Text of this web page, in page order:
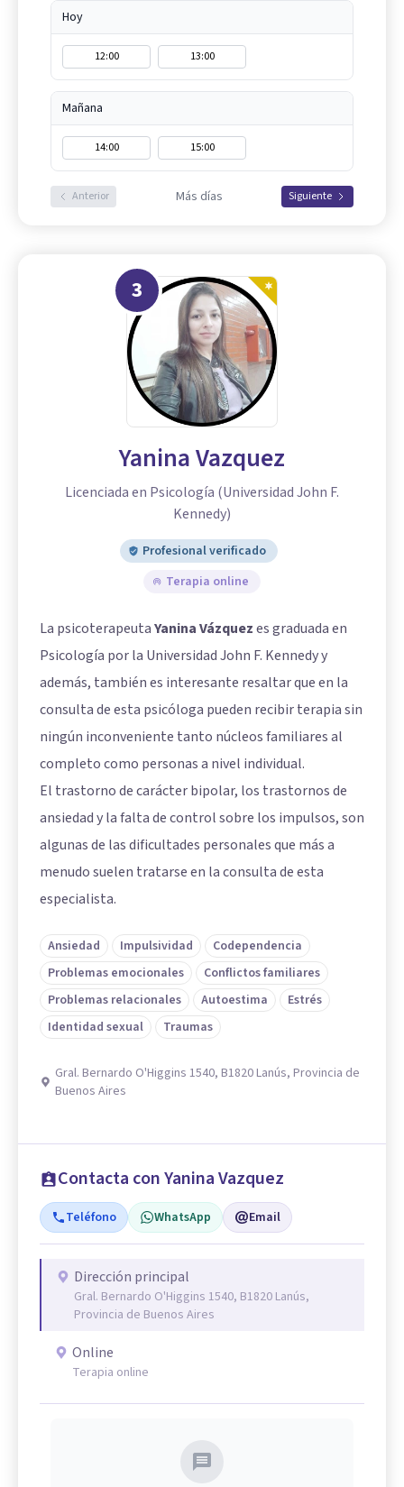
Hoy
12:00 13:00
Mañana
14:00 15:00
Anterior Más días Siguiente
3
Yanina Vazquez
Licenciada en Psicología (Universidad John F.
Kennedy)
Profesional verificado
Terapia online
La psicoterapeutaYanina Vázquezes graduada en
Psicología por la Universidad John F. Kennedy y
además, también es interesante resaltar que en la
consulta de esta psicóloga pueden recibir terapia sin
ningún inconveniente tanto núcleos familiares al
completo como personas a nivel individual.
El trastorno de carácter bipolar, los trastornos de
ansiedad y la falta de control sobre los impulsos, son
algunas de las dificultades personales que más a
menudo suelen tratarse en la consulta de esta
especialista.
Ansiedad Impulsividad
Codependencia
Problemas emocionales
Conflictos familiares
Problemas relacionales
Autoestima
Estrés
Identidad sexual
Traumas
Gral. Bernardo O'Higgins 1540, B1820 Lanús, Provincia de
Buenos Aires
Contacta con Yanina Vazquez
Teléfono WhatsApp Email
Dirección principal
Gral. Bernardo O'Higgins 1540, B1820 Lanús,
Provincia de Buenos Aires
Online
Terapia online